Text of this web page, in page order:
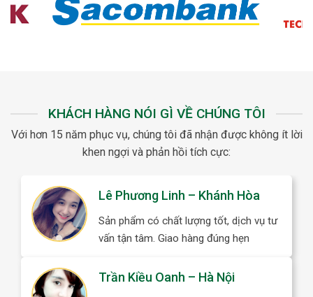
KHÁCH HÀNG NÓI GÌ VỀ CHÚNG TÔI
Với hơn 15 năm phục vụ, chúng tôi đã nhận được không ít lời
khen ngợi và phản hồi tích cực:
Trần Thuỳ Dung – Đà Nẵng
Tôi đặt lô hàng bình giữ nhiệt làm quà
tặng khuyến mãi. Khách hàng của tôi
mãi chất lượng đi kèm. Giúp chúng tôi